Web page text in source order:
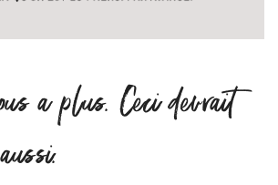
a plus. Ceci devrait